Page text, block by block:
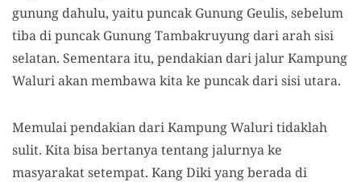
gunung dahulu, yaitu puncak Gunung Geulis, sebelum
tiba di puncak Gunung Tambakruyung dari arah sisi
selatan. Sementara itu, pendakian darijalur Kampung
Waluri akan membawa kita ke puncak dari sisi utara.
Memulai pendakian dari Kampung Waluri tidaklah
sulit. Kita bisa bertanya tentang jalurnya ke
masyarakat setempat. Kang Dikiyang berada di